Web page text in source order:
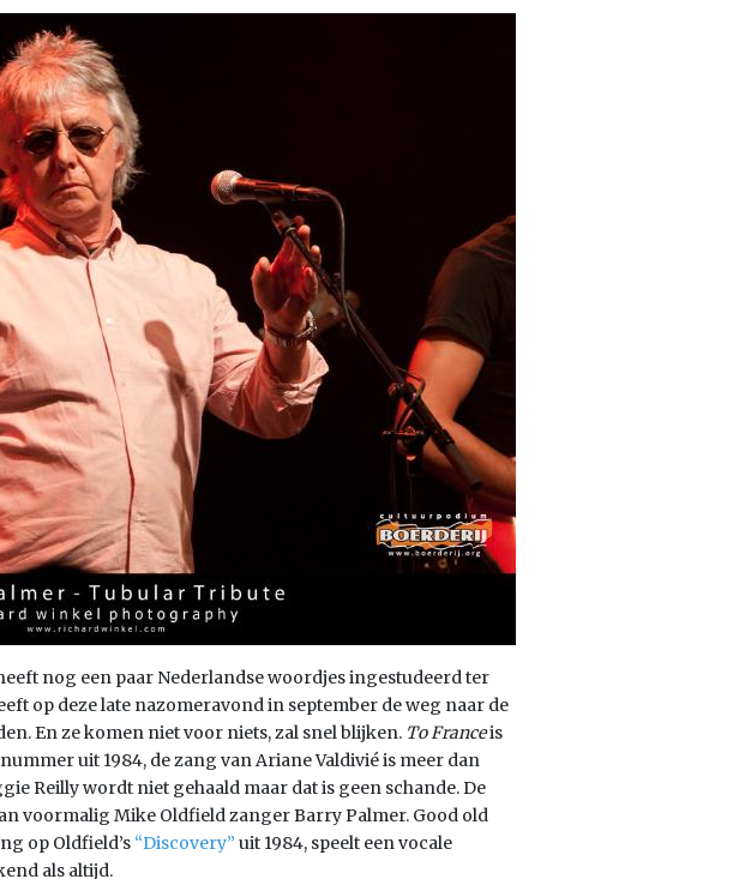
nog een paar Nederlandse woordjes ingestudeerd ter
op deze late nazomeravond in september de weg naar de
En ze komen niet voor niets, zal snel blijken. To Franceis
uit 1984, de zang van Ariane Valdivié is meer dan
Reilly wordt niet gehaald maar dat is geen schande. De
voormalig Mike Oldfield zanger Barry Palmer. Good old
op Oldfield’s “Discovery” uit 1984, speelt een vocale
als altijd.